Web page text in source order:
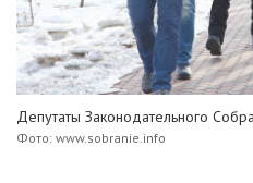
Депутаты Законодательного
Фото: www.sobranie.info